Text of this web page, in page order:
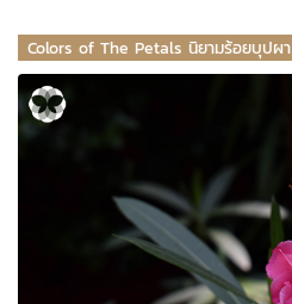
Colors of The Petals นิยามร้อยบุปผา